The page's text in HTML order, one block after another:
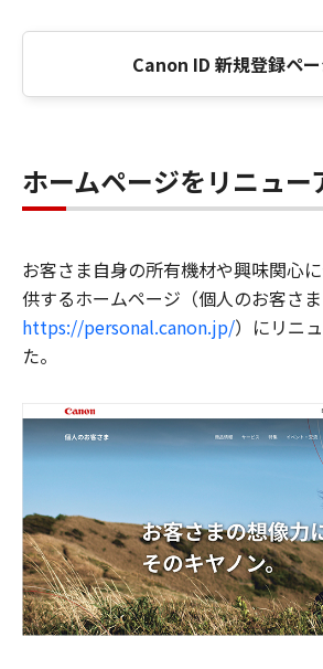
Canon ID 新規登録ペ
ホームページをリニュー
お客さま自身の所有機材や興味関心
供するホームページ（個人のお客さま
https://personal.canon.jp/）にリニ
た。